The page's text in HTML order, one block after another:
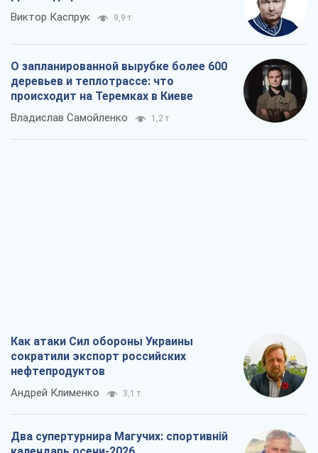
Виктор Каспрук 9,9 т.
О запланированной вырубке более 600
деревьев и теплотрассе: что
происходит на Теремках в Киеве
Владислав Самойленко 1,2 т.
Как атаки Сил обороны Украины
сократили экспорт российских
нефтепродуктов
Андрей Клименко 3,1 т.
Два супертурнира Магучих: спортивній